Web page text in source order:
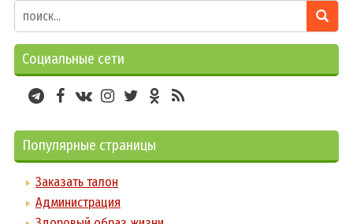
Социальные сети
Популярные страницы
Заказать талон
Администрация